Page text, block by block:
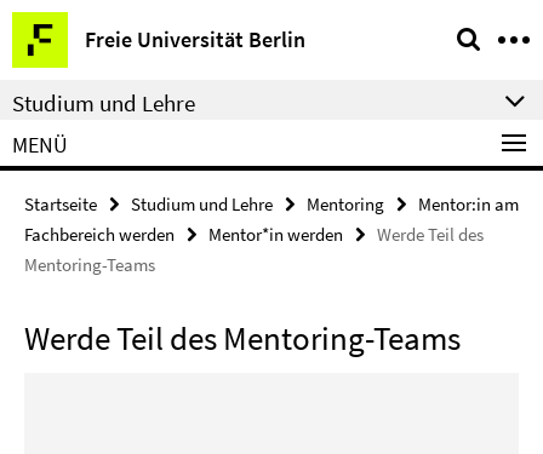
Springe
direkt
zu
Inhalt
Freie Universität Berlin
Service-
Navigation
Studium und Lehre
MENÜ
Startseite Studium und Lehre Mentoring
Mentor:in am
Fachbereich werden
Mentor*in werden
Werde Teil des
Mentoring-Teams
Werde Teil des Mentoring-Teams